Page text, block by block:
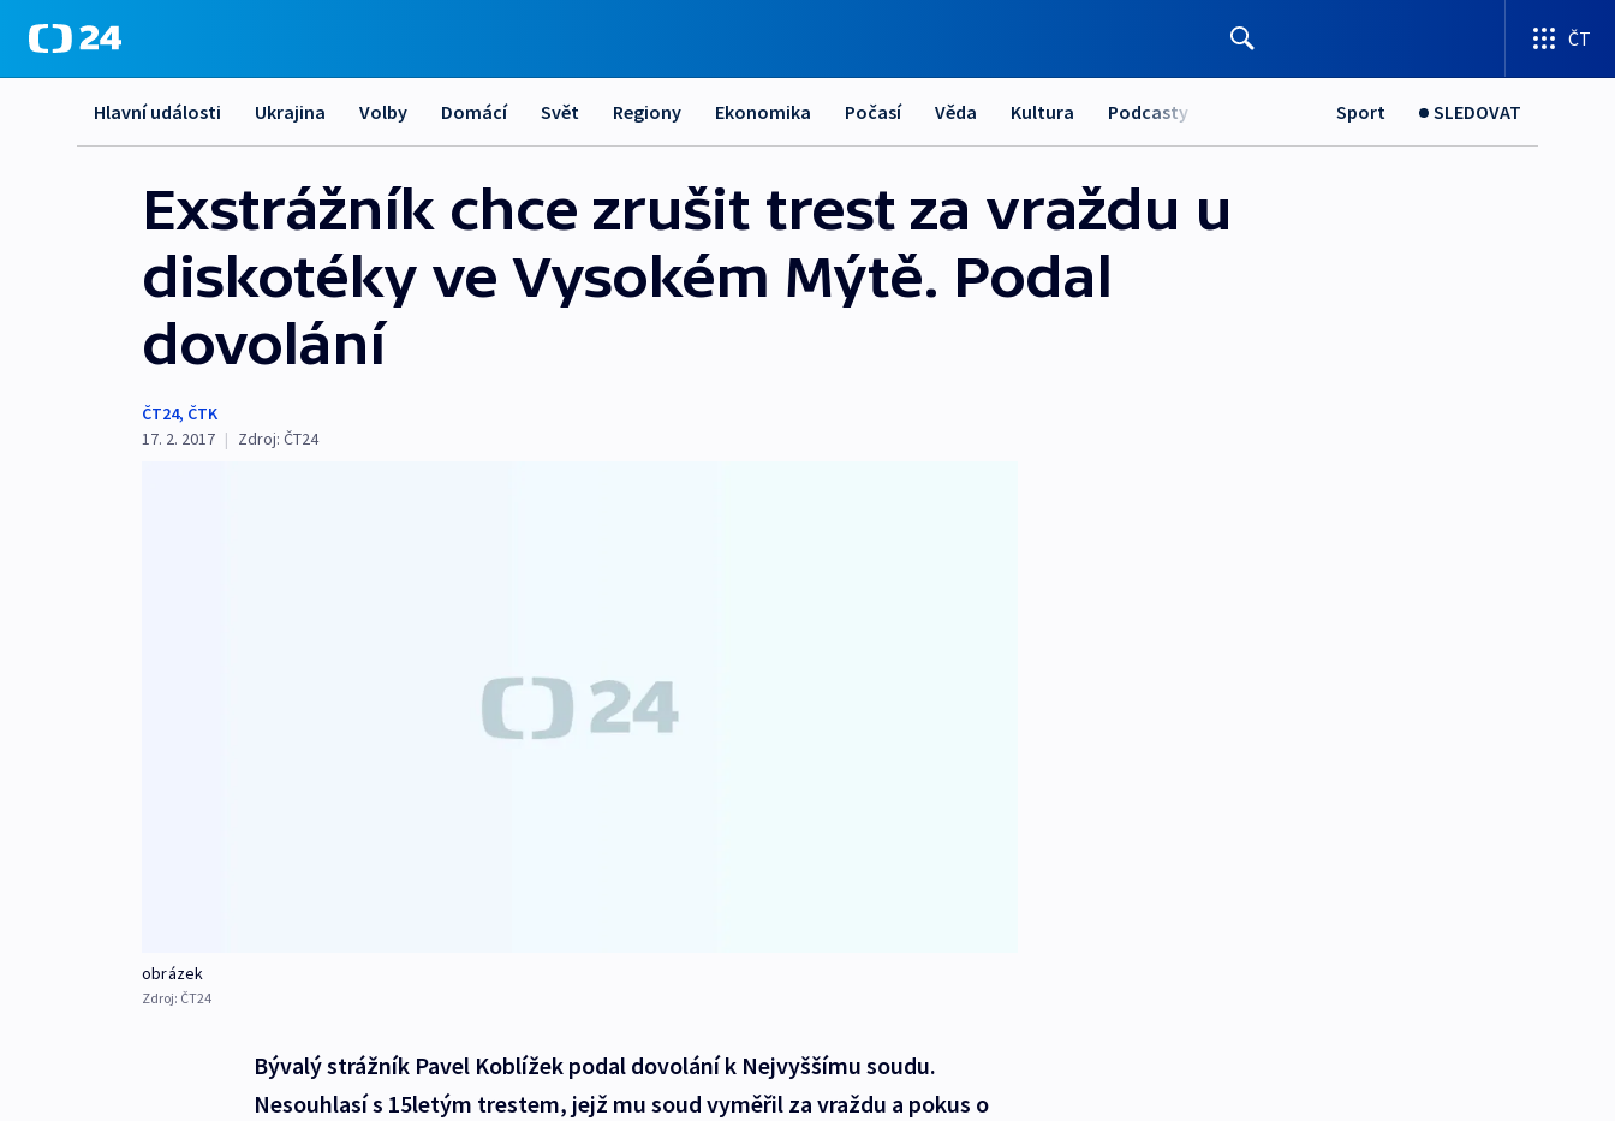
ČT
Hlavní události Ukrajina Volby Domácí Svět Regiony Ekonomika Počasí Věda Kultura Podcasty Sport SLEDOVAT
Exstrážník chce zrušit trest za vraždu u
diskotéky ve Vysokém Mýtě. Podal
dovolání
ČT24, ČTK
17. 2. 2017 | Zdroj: ČT24
obrázek
Zdroj: ČT24
Bývalý strážník Pavel Koblížek podal dovolání k Nejvyššímu soudu.
Nesouhlasí s 15letým trestem, jejž mu soud vyměřil za vraždu a pokus o